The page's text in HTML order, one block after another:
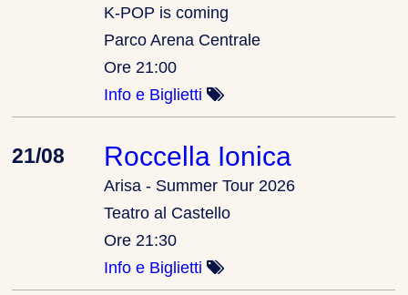
K-POP is coming
Parco Arena Centrale
Ore 21:00
Info e Biglietti
21/08 Roccella Ionica
Arisa - Summer Tour 2026
Teatro al Castello
Ore 21:30
Info e Biglietti